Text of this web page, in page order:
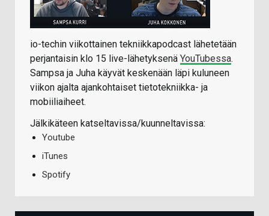
io-techin viikottainen tekniikkapodcast lähetetään
perjantaisin klo 15 live-lähetyksenä YouTubessa.
Sampsa ja Juha käyvät keskenään läpi kuluneen
viikon ajalta ajankohtaiset tietotekniikka- ja
mobiiliaiheet.
Jälkikäteen katseltavissa/kuunneltavissa:
Youtube
iTunes
Spotify